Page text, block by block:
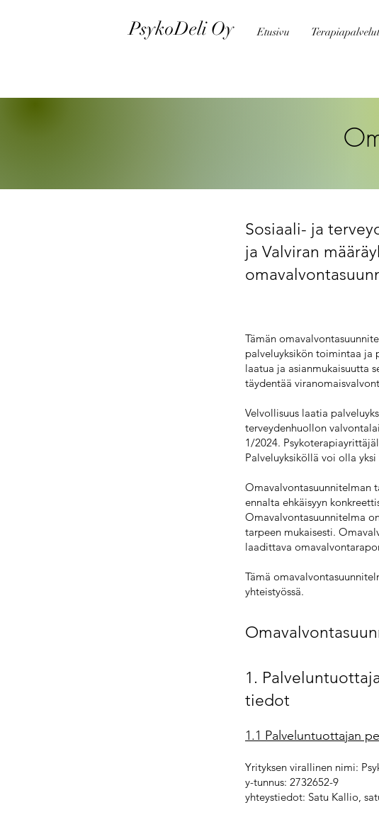
PsykoDeli Oy Etusivu Terapiapalvelut
Sosiaali- ja
ja Valviran
Tämän
palveluyksikön toimintaa ja
laatua ja asianmukaisuutta
täydentää
Velvollisuus laatia
terveydenhuollon
1/2024.
Palveluyksiköllä voi olla
Omavalvontasuunnitelman
ennalta ehkäisyyn
Omavalvontasuunnitelma
tarpeen mukaisesti.
laadittava
Tämä
yhteistyössä.
1.
tiedot
1.1 Palveluntuottajan
Yrityksen virallinen nimi:
y-tunnus: 2732652-9
yhteystiedot: Satu Kallio,